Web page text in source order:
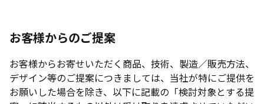
お客様からのご提案
お客様からお寄せいただく商品、技術、製造／販売方法、
デザイン等のご提案につきましては、当社が特にご提供を
お願いした場合を除き、以下に記載の「検討対象とする提